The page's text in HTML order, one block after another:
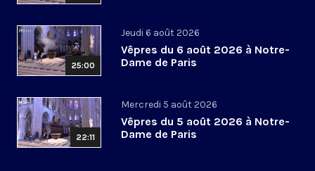
25:00
Jeudi 6 août 2026
Vêpres du 6 août 2026 à Notre-
Dame de Paris
22:11
Mercredi 5 août 2026
Vêpres du 5 août 2026 à Notre-
Dame de Paris